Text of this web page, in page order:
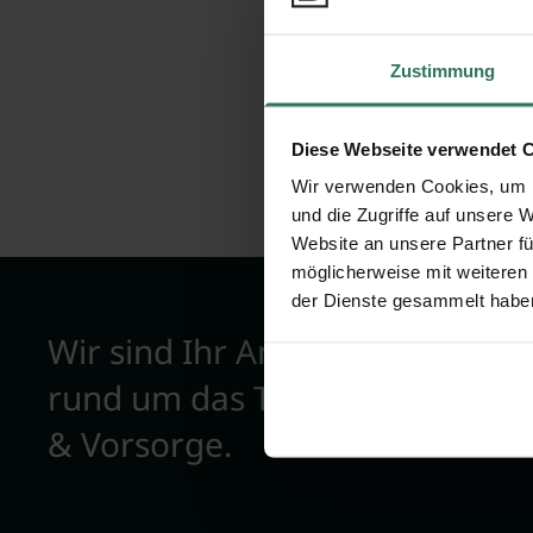
Zustimmung
Diese Webseite verwendet
Wir verwenden Cookies,
und die Zugriffe auf unsere
Website an unsere Partner
möglicherweise mit
der Dienste gesammelt
Wir sind Ihr Ansprechpartner
rund um das Thema Bestattung
& Vorsorge.